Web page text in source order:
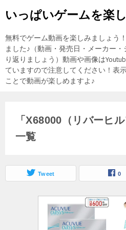
いっぱいゲームを楽
無料でゲーム動画を楽しみましょう
ました♪（動画・発売日・メーカー
り返りましょう）動画や画像は
ていますので注意してください！表
ことで動画が楽しめますよ♪
「X68000（リバーヒ
一覧
Tweet 0